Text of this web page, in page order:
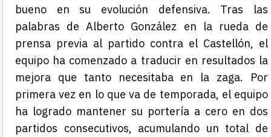
bueno en su evolución defensiva. Tras las
palabras de Alberto González en la rueda de
prensa previa al partido contra el Castellón, el
equipo ha comenzado a traducir en resultados la
mejora que tanto necesitaba en la zaga. Por
primera vez en lo que va de temporada, el equipo
ha logrado mantener su portería a cero en dos
partidos consecutivos, acumulando un total de